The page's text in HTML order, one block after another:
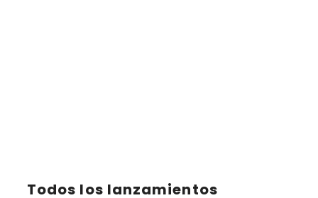
Todos los lanzamientos